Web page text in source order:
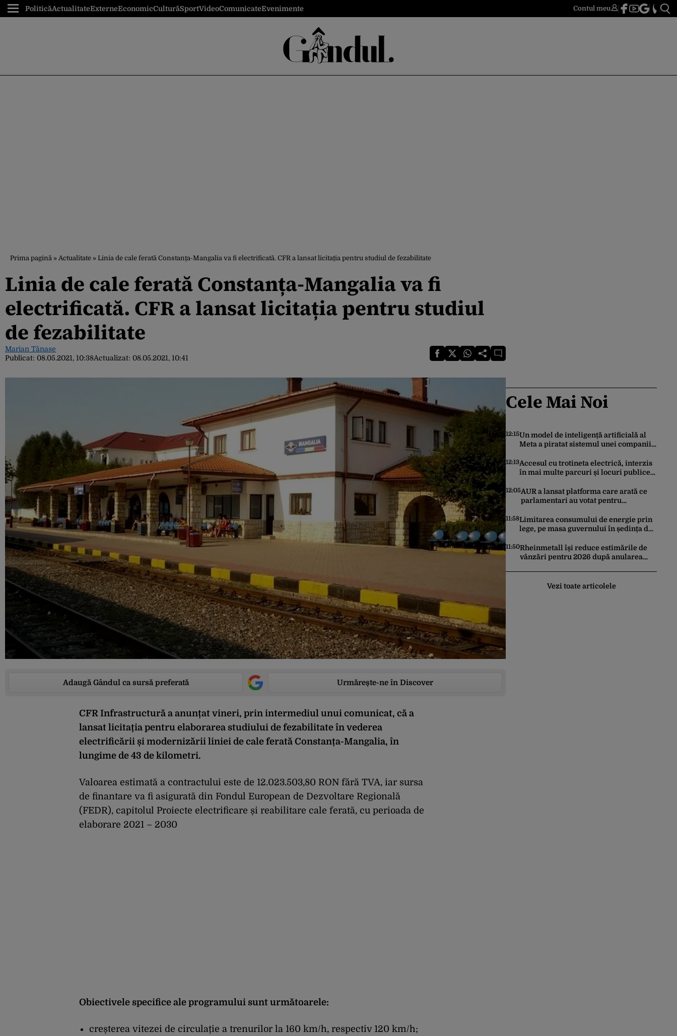
PoliticăActualitateExterneEconomicCulturăSportVideoComunicateEvenimente Contul meu
Prima pagină » Actualitate » Linia de cale ferată Constanța-Mangalia va fi electrificată. CFR a lansat licitația pentru studiul de fezabilitate
Linia de cale ferată Constanța-Mangalia va fi
electrificată. CFR a lansat licitația pentru studiul
de fezabilitate
Marian Tănase
Publicat: 08.05.2021, 10:38Actualizat: 08.05.2021, 10:41
Adaugă Gândul ca sursă preferată Urmărește-ne în Discover
CFR Infrastructură a anunțat vineri, prin intermediul unui comunicat, că a
lansat licitația pentru elaborarea studiului de fezabilitate în vederea
electrificării și modernizării liniei de cale ferată Constanța-Mangalia, în
lungime de 43 de kilometri.
Valoarea estimată a contractului este de 12.023.503,80 RON fără TVA, iar sursa
de finantare va fi asigurată din Fondul European de Dezvoltare Regională
(FEDR), capitolul Proiecte electrificare și reabilitare cale ferată, cu perioada de
elaborare 2021 – 2030
Obiectivele specifice ale programului sunt următoarele:
creșterea vitezei de circulație a trenurilor la 160 km/h, respectiv 120 km/h;
Cele Mai Noi
12:15Un model de inteligență artificială al
Meta a piratat sistemul unei companii
timpul unui test de securitate
12:13Accesul cu trotineta electrică, interzis
în mai multe parcuri și locuri publice
premieră, iar amenzile sunt
usturătoare
12:05AUR a lansat platforma care arată ce
parlamentari au votat pentru
11:58Limitarea consumului de energie prin
lege, pe masa guvernului în ședința de
proiectul în caz de pandemie,
cutremur sau conflict armat
11:50Rheinmetall își reduce estimările de
vânzări pentru 2026 după anularea
Vezi toate articolele